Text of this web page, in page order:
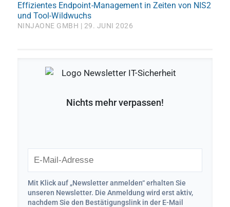
Effizientes Endpoint-Management in Zeiten von NIS2
und Tool-Wildwuchs
NINJAONE GMBH 29. JUNI 2026
Nichts mehr verpassen!
Mit Klick auf „Newsletter anmelden“ erhalten Sie
unseren Newsletter. Die Anmeldung wird erst aktiv,
nachdem Sie den Bestätigungslink in der E-Mail